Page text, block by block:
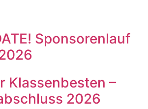
Sponsorenlauf
Klassenbesten –
2026